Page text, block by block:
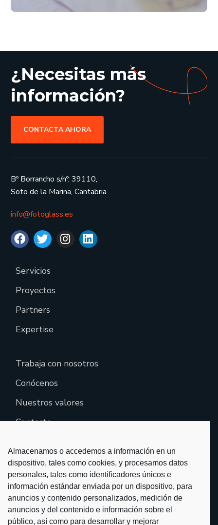
¿Necesitas más
información?
CONTACTA AHORA
Bº Borrancho s/nº, 39110,
Soto de la Marina, Cantabria
info@fotoglass.es
Servicios
Proyectos
Partners
Expertise
Trabaja con nosotros
Conócenos
Nuestros valores
Contacto
Almacenamos o accedemos a información en un
dispositivo, tales como cookies, y procesamos datos
personales, tales como identificadores únicos e
información estándar enviada por un dispositivo, para
anuncios y contenido personalizados, medición de
anuncios y del contenido e información sobre el
público, así como para desarrollar y mejorar